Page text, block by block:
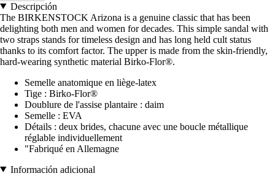
Descripción
The BIRKENSTOCK Arizona is a genuine classic that has been
delighting both men and women for decades. This simple sandal with
two straps stands for timeless design and has long held cult status
thanks to its comfort factor. The upper is made from the skin-friendly,
hard-wearing synthetic material Birko-Flor®.
Semelle anatomique en liège-latex
Tige : Birko-Flor®
Doublure de l'assise plantaire : daim
Semelle : EVA
Détails : deux brides, chacune avec une boucle métallique
réglable individuellement
"Fabriqué en Allemagne
Información adicional